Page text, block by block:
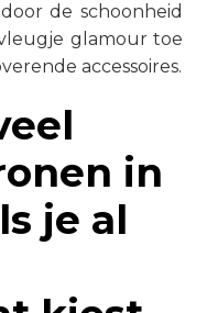
de schoonheid
glamour toe
accessoires.
in
je al